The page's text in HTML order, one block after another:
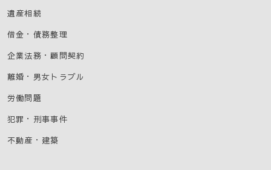
遺産相続
借金・債務整理
企業法務・顧問契約
離婚・男女トラブル
労働問題
犯罪・刑事事件
不動産・建築